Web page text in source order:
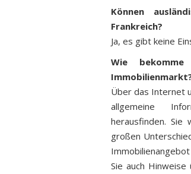
Können
Frankreich?
Ja, es gibt keine
Wie
Über das Internet
allgemeine
herausfinden.
großen
Sie auch